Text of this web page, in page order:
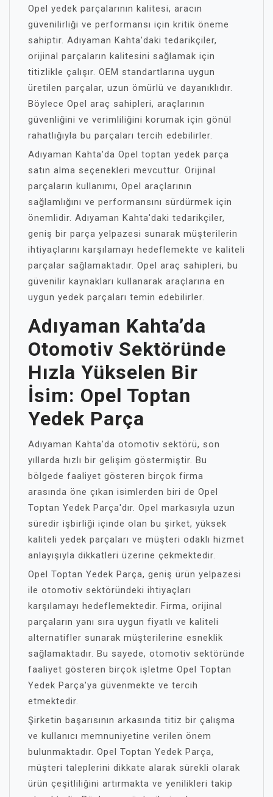
Opel yedek parçalarının kalitesi, aracın
güvenilirliği ve performansı için kritik öneme
sahiptir. Adıyaman Kahta'daki tedarikçiler,
orijinal parçaların kalitesini sağlamak için
titizlikle çalışır. OEM standartlarına uygun
üretilen parçalar, uzun ömürlü ve dayanıklıdır.
Böylece Opel araç sahipleri, araçlarının
güvenliğini ve verimliliğini korumak için gönül
rahatlığıyla bu parçaları tercih edebilirler.
Adıyaman Kahta'da Opel toptan yedek parça
satın alma seçenekleri mevcuttur. Orijinal
parçaların kullanımı, Opel araçlarının
sağlamlığını ve performansını sürdürmek için
önemlidir. Adıyaman Kahta'daki tedarikçiler,
geniş bir parça yelpazesi sunarak müşterilerin
ihtiyaçlarını karşılamayı hedeflemekte ve kaliteli
parçalar sağlamaktadır. Opel araç sahipleri, bu
güvenilir kaynakları kullanarak araçlarına en
uygun yedek parçaları temin edebilirler.
Adıyaman Kahta’da
Otomotiv Sektöründe
Hızla Yükselen Bir
İsim: Opel Toptan
Yedek Parça
Adıyaman Kahta'da otomotiv sektörü, son
yıllarda hızlı bir gelişim göstermiştir. Bu
bölgede faaliyet gösteren birçok firma
arasında öne çıkan isimlerden biri de Opel
Toptan Yedek Parça'dır. Opel markasıyla uzun
süredir işbirliği içinde olan bu şirket, yüksek
kaliteli yedek parçaları ve müşteri odaklı hizmet
anlayışıyla dikkatleri üzerine çekmektedir.
Opel Toptan Yedek Parça, geniş ürün yelpazesi
ile otomotiv sektöründeki ihtiyaçları
karşılamayı hedeflemektedir. Firma, orijinal
parçaların yanı sıra uygun fiyatlı ve kaliteli
alternatifler sunarak müşterilerine esneklik
sağlamaktadır. Bu sayede, otomotiv sektöründe
faaliyet gösteren birçok işletme Opel Toptan
Yedek Parça'ya güvenmekte ve tercih
etmektedir.
Şirketin başarısının arkasında titiz bir çalışma
ve kullanıcı memnuniyetine verilen önem
bulunmaktadır. Opel Toptan Yedek Parça,
müşteri taleplerini dikkate alarak sürekli olarak
ürün çeşitliliğini artırmakta ve yenilikleri takip